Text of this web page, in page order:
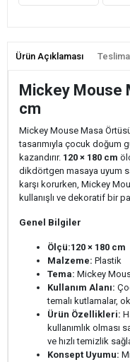
Ürün Açıklaması
Mickey Mouse
cm
Mickey Mouse Masa
tasarımıyla çocuk doğum
kazandırır. 120 × 180 cm
dikdörtgen masaya uyum
karşı korurken, Mickey
kullanışlı ve dekoratif bir
Genel Bilgiler
Ölçü:120 × 180 cm
Malzeme: Plastik
Tema: Mickey
Kullanım Alanı:
temalı kutlamalar,
Ürün Özellikleri:
kullanımlık olması
ve hızlı temizlik
Konsept Uyumu: